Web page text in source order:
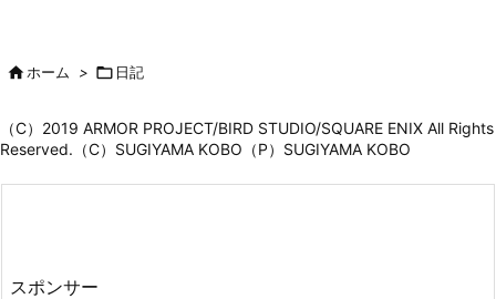
ホーム >  日記
（C）2019 ARMOR PROJECT/BIRD STUDIO/SQUARE ENIX All Rights
Reserved.（C）SUGIYAMA KOBO（P）SUGIYAMA KOBO
スポンサー